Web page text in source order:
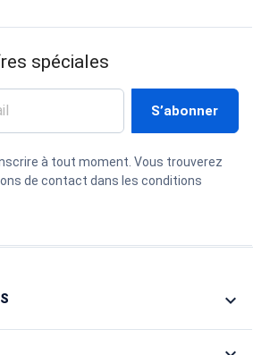
spéciales
à tout moment. Vous trouverez
de contact dans les conditions
